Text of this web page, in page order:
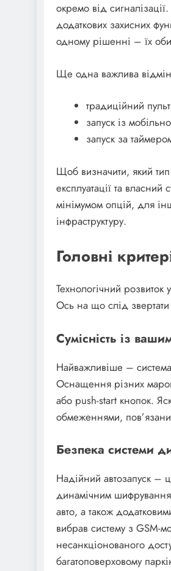
окремо від
додаткових захисних
одному рішенні – їх
Ще одна важлива
традиційний
запуск із
запуск за
Щоб визначити, який
експлуатації та
мінімумом опцій, для
інфраструктуру.
Головні
Технологічний
Ось на що слід звертати
Сумісність із
Найважливіше –
Оснащення різних
або push-start кнопок.
обмеженнями,
Безпека системи
Надійний автозапуск –
динамічним
авто, а також
вибрав систему з GSM-
несанкціонованого
багатоповерховому